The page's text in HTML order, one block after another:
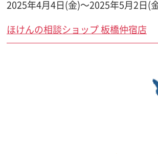
2025年4月4日(金)～2025年5月2日(
ほけんの相談ショップ 板橋仲宿店